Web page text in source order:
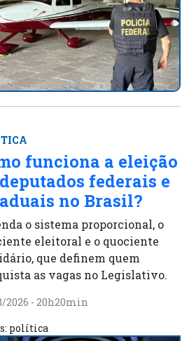
funciona a eleição
federais e
no Brasil?
o sistema proporcional, o
eleitoral e o quociente
que definem quem
as vagas no Legislativo.
2026 - 20h20min
política